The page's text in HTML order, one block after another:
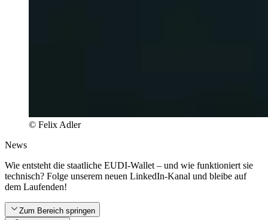
© Felix Adler
News
Wie entsteht die staatliche EUDI-Wallet – und wie funktioniert sie
technisch? Folge unserem neuen LinkedIn-Kanal und bleibe auf
dem Laufenden!
Zum Bereich springen